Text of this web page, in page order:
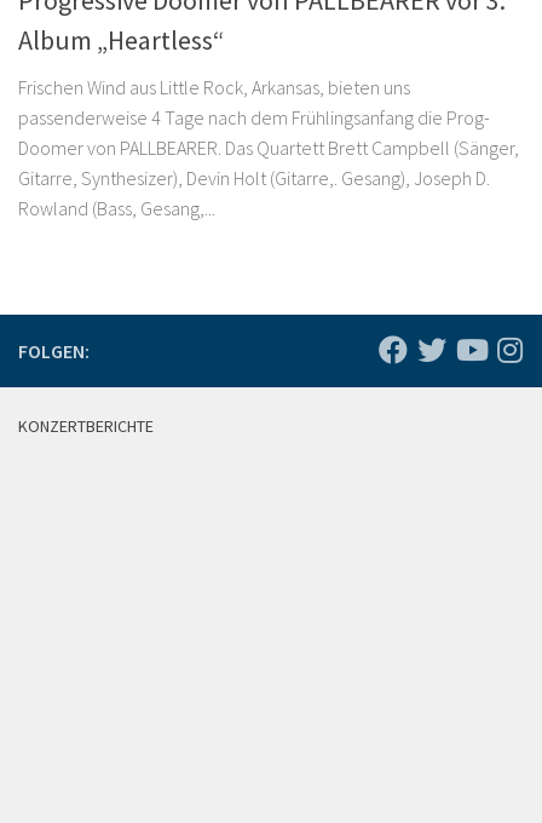
Album „Heartless“
Frischen Wind aus Little Rock, Arkansas, bieten uns
passenderweise 4 Tage nach dem Frühlingsanfang die Prog-
Doomer von PALLBEARER. Das Quartett Brett Campbell (Sänger,
Gitarre, Synthesizer), Devin Holt (Gitarre,. Gesang), Joseph D.
Rowland (Bass, Gesang,...
FOLGEN:
KONZERTBERICHTE